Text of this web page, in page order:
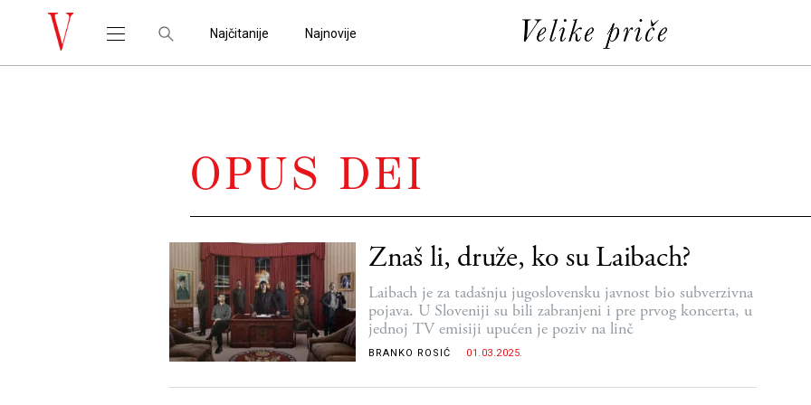
Najčitanije Najnovije
OPUS DEI
Znaš li, druže, ko su Laibach?
Laibach je za tadašnju jugoslovensku javnost bio subverzivna
pojava. U Sloveniji su bili zabranjeni i pre prvog koncerta, u
jednoj TV emisiji upućen je poziv na linč
BRANKO ROSIĆ 01.03.2025.